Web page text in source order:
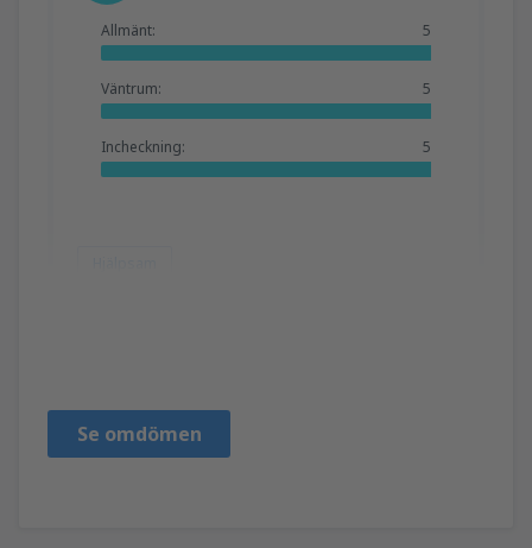
Allmänt: 5
Väntrum: 5
Incheckning: 5
Se omdömen